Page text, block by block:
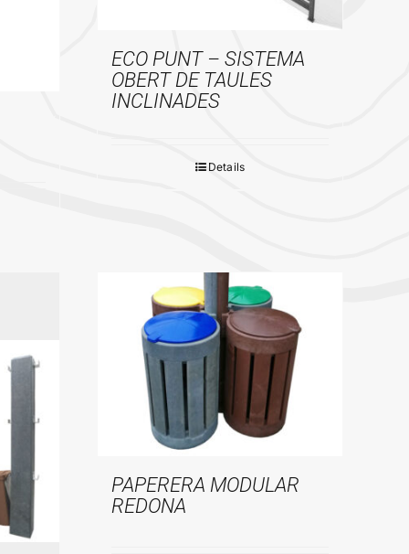
ECO PUNT – SISTEMA
OBERT DE TAULES
INCLINADES
Details
PAPERERA MODULAR
REDONA